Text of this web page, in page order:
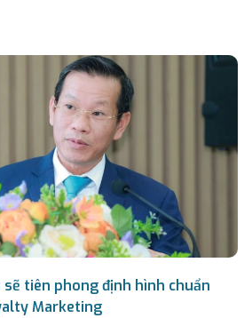
tiên phong định hình chuẩn
Marketing